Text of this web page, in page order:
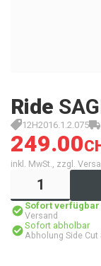
Ride
12H2016.1.2.075
249.00
inkl. MwSt., zzgl.
Sofort verfügbar
Versand
Sofort abholbar
Abholung Side Cut